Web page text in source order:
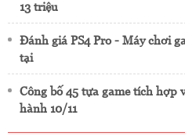
13 triệu
Đánh giá PS4 Pro - Máy chơi
tại
Công bố 45 tựa game tích hợp
hành 10/11